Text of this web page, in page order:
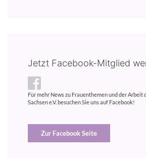
Jetzt Facebook-Mitglied
Für mehr News zu Frauenthemen und der Arbeit
Sachsen e.V. besuchen Sie uns auf Facebook!
Zur Facebook Seite